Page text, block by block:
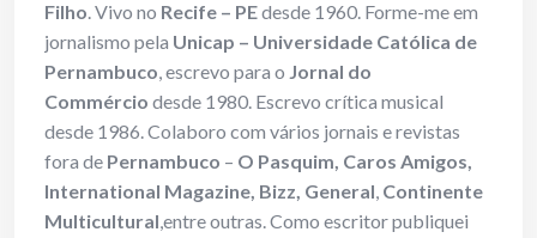
Filho. Vivo no Recife – PEdesde 1960. Forme-me em
jornalismo pela Unicap – Universidade Católica de
Pernambuco, escrevo para o Jornal do
Commércio desde 1980. Escrevo crítica musical
desde 1986. Colaboro com vários jornais e revistas
fora de Pernambuco – O Pasquim, Caros Amigos,
International Magazine, Bizz, General, Continente
Multicultural,entre outras. Como escritor publiquei